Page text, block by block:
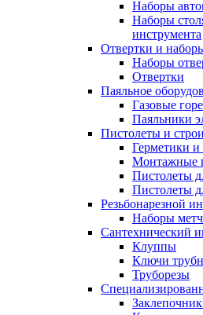
Наборы
Наборы
инструмента
Отвертки и
Наборы
Отвертки
Паяльное
Газовые
Паяльники
Пистолеты и
Герметики и
Монтажные
Пистолеты
Пистолеты
Резьбонарезной
Наборы
Сантехнический
Клуппы
Ключи
Труборезы